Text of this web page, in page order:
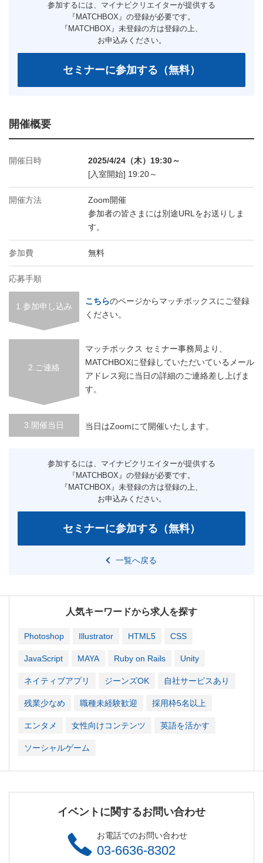
開催概要
開催日時
2025/4/24（木）19:30～
[入室開始] 19:20～
開催方法
Zoom開催
参加者の皆さまには別途URLをお送りしま
す。
参加費 無料
応募手順
1.参加申し込み
こちらのページからマッチボックスにご登録
ください。
2.ご連絡
マッチボックス セミナー事務局より、
MATCHBOXに登録していただいているメール
アドレス宛に当日の詳細のご連絡差し上げま
す。
3.開催当日 当日はZoomにて開催いたします。
一覧へ戻る
人気キーワードから求人を探す
Photoshop Illustrator HTML5 CSS
JavaScript MAYA Ruby on Rails Unity
ネイティブアプリ ジーンズOK 自社サービスあり
残業少なめ 職種未経験歓迎 採用枠5名以上
エンタメ 女性向けコンテンツ 英語を活かす
ソーシャルゲーム
イベントに関するお問い合わせ
お電話でのお問い合わせ
03-6636-8302